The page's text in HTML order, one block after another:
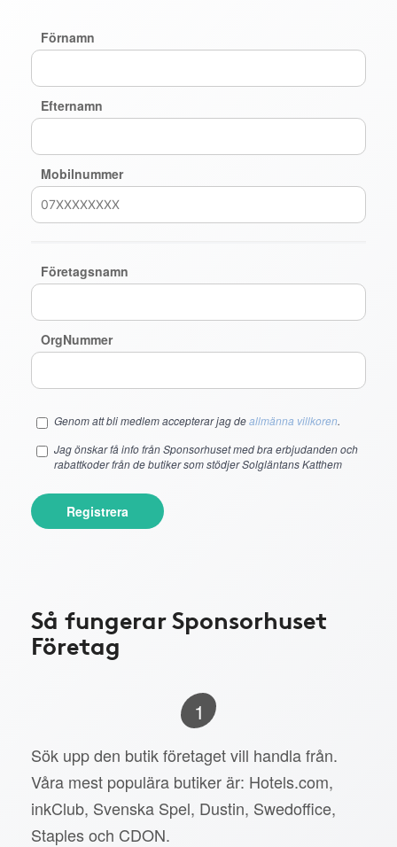
Förnamn
Efternamn
Mobilnummer
Företagsnamn
OrgNummer
Genom att bli medlem accepterar jag deallmänna villkoren.
Jag önskar få info från Sponsorhuset med bra erbjudanden och
rabattkoder från de butiker som stödjer Solgläntans Katthem
Registrera
Så fungerar Sponsorhuset
Företag
1
Sök upp den butik företaget vill handla från.
Våra mest populära butiker är: Hotels.com,
inkClub, Svenska Spel, Dustin, Swedoffice,
Staples och CDON.